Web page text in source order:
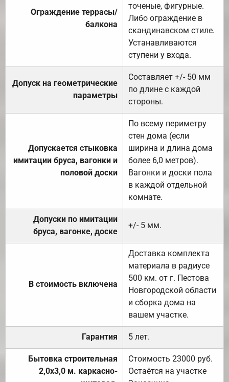
Ограждение террасы/
балкона
точеные, фигурные.
Либо ограждение в
скандинавском стиле.
Устанавливаются
ступени у входа.
Допуск на геометрические
параметры
Составляет +/- 50 мм
по длине с каждой
стороны.
Допускается стыковка
имитации бруса, вагонки и
половой доски
По всему периметру
стен дома (если
ширина и длина дома
более 6,0 метров).
Вагонки и доски пола
в каждой отдельной
комнате.
Допуски по имитации
бруса, вагонке, доске
+/- 5 мм.
В стоимость включена
Доставка комплекта
материала в радиусе
500 км. от г. Пестова
Новгородской области
и сборка дома на
вашем участке.
Гарантия 5 лет.
Бытовка строительная
2,0х3,0 м. каркасно-
Стоимость 23000 руб.
Остаётся на участке